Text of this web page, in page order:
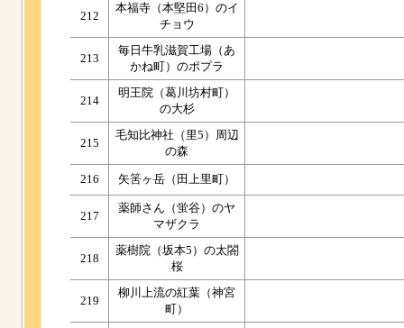
212
本福寺（本堅田6）のイ
チョウ
213
毎日牛乳滋賀工場（あ
かね町）のポプラ
214
明王院（葛川坊村町）
の大杉
215
毛知比神社（里5）周辺
の森
216 矢筈ヶ岳（田上里町）
217
薬師さん（蛍谷）のヤ
マザクラ
218
薬樹院（坂本5）の太閤
桜
219
柳川上流の紅葉（神宮
町）